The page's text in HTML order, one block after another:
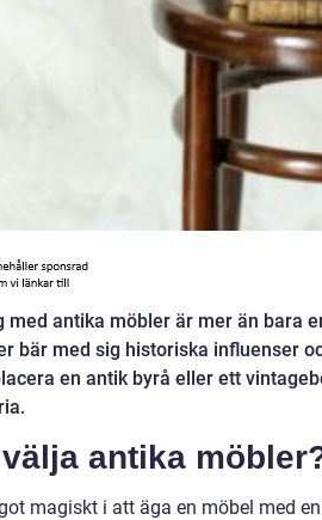
med antika möbler är mer än bara
bär med sig historiska influenser
en antik byrå eller ett
antika
magiskt i att äga en möbel med